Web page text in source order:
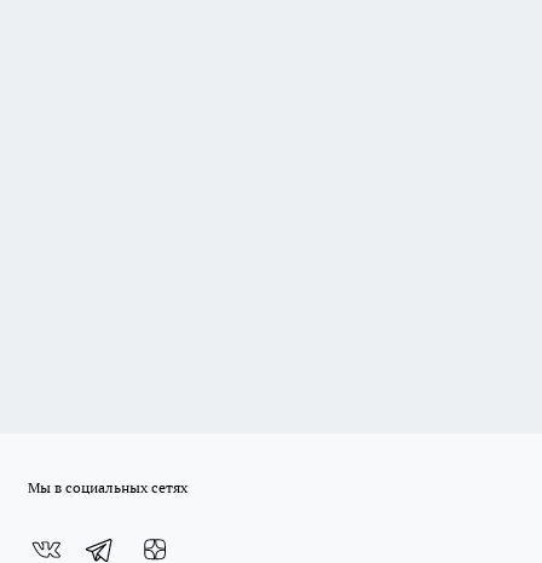
Мы в социальных сетях